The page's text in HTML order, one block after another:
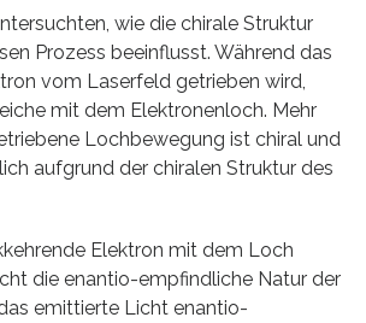
wie die chirale Struktur
Prozess beeinflusst. Während das
vom Laserfeld getrieben wird,
mit dem Elektronenloch. Mehr
Lochbewegung ist chiral und
aufgrund der chiralen Struktur des
Elektron mit dem Loch
die enantio-empfindliche Natur der
emittierte Licht enantio-